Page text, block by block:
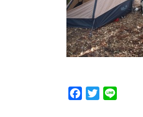
Facebook
Twitter